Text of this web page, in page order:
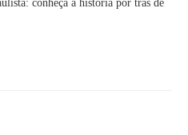
conheça a história por trás de